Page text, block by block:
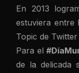
En 2013
estuviera entre
Topic de
Para el
de la delicada